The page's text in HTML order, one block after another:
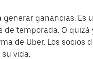
ganancias. Es
temporada. O
de Uber. Los socios
vida.